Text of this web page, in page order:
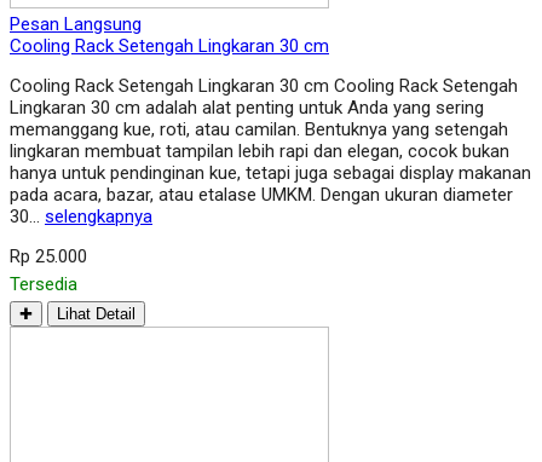
Pesan Langsung
Cooling Rack Setengah Lingkaran 30 cm
Cooling Rack Setengah Lingkaran 30 cm Cooling Rack Setengah
Lingkaran 30 cm adalah alat penting untuk Anda yang sering
memanggang kue, roti, atau camilan. Bentuknya yang setengah
lingkaran membuat tampilan lebih rapi dan elegan, cocok bukan
hanya untuk pendinginan kue, tetapi juga sebagai display makanan
pada acara, bazar, atau etalase UMKM. Dengan ukuran diameter
30… selengkapnya
Rp 25.000
Tersedia
✚ Lihat Detail